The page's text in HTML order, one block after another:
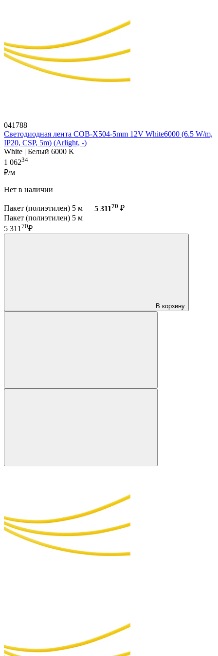
041788
Светодиодная лента COB-X504-5mm 12V White6000 (6.5 W/m,
IP20, CSP, 5m) (Arlight, -)
White | Белый 6000 K
1 06234
₽/м
Нет в наличии
Пакет (полиэтилен) 5 м — 5 31170 ₽
Пакет (полиэтилен) 5 м
5 311 70₽
В корзину